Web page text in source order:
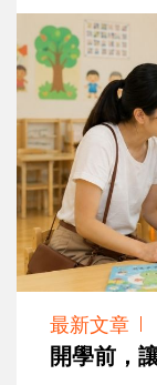
最新文章
開學前，